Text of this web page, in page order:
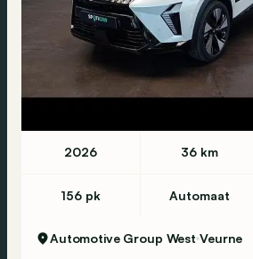
2026 36 km
156 pk Automaat
Automotive Group West Veurne